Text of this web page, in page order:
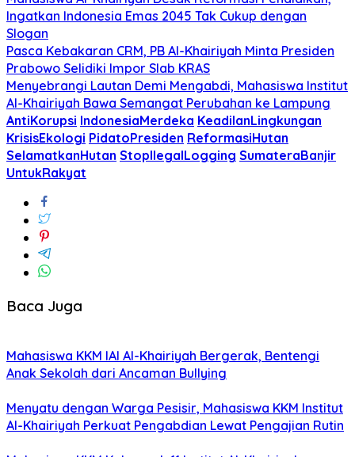
Ingatkan Indonesia Emas 2045 Tak Cukup dengan
Slogan
Pasca Kebakaran CRM, PB Al-Khairiyah Minta Presiden
Prabowo Selidiki Impor Slab KRAS
Menyebrangi Lautan Demi Mengabdi, Mahasiswa Institut
Al-Khairiyah Bawa Semangat Perubahan ke Lampung
AntiKorupsi IndonesiaMerdeka KeadilanLingkungan
KrisisEkologi PidatoPresiden ReformasiHutan
SelamatkanHutan StopIlegalLogging SumateraBanjir
UntukRakyat
Baca Juga
Mahasiswa KKM IAI Al-Khairiyah Bergerak, Bentengi
Anak Sekolah dari Ancaman Bullying
Menyatu dengan Warga Pesisir, Mahasiswa KKM Institut
Al-Khairiyah Perkuat Pengabdian Lewat Pengajian Rutin